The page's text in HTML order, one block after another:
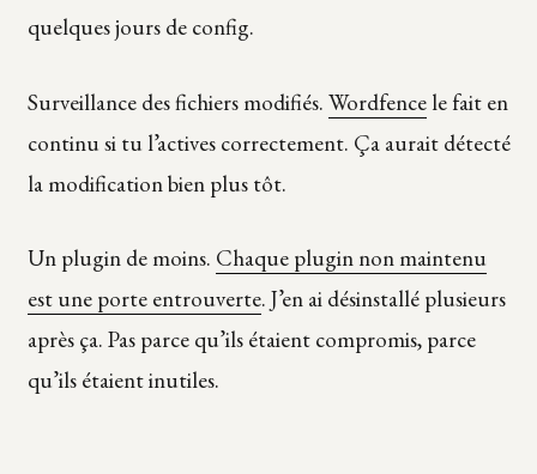
quelques jours de config.
Surveillance des fichiers modifiés. Wordfencele fait en
continu si tu l’actives correctement. Ça aurait détecté
la modification bien plus tôt.
Un plugin de moins. Chaque plugin non maintenu
est une porte entrouverte. J’en ai désinstallé plusieurs
après ça. Pas parce qu’ils étaient compromis, parce
qu’ils étaient inutiles.